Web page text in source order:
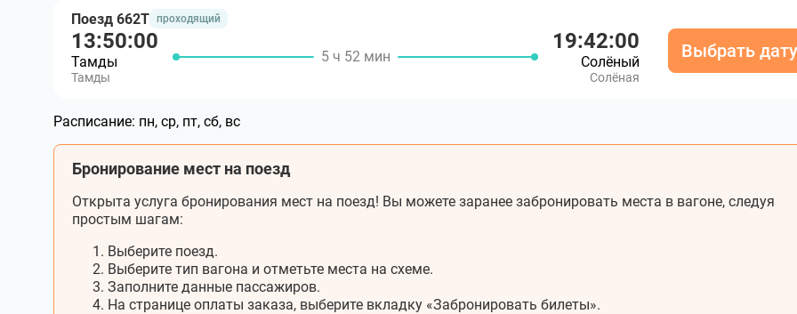
Поезд 662Т проходящий
13:50:00
Тамды
Тамды
5 ч 52 мин
19:42:00
Солёный
Солёная
Выбрать дату
Расписание: пн, ср, пт, сб, вс
Бронирование мест на поезд
Открыта услуга бронирования мест на поезд! Вы можете заранее забронировать места в вагоне, следуя
простым шагам:
Выберите поезд.
Выберите тип вагона и отметьте места на схеме.
Заполните данные пассажиров.
На странице оплаты заказа, выберите вкладку «Забронировать билеты».